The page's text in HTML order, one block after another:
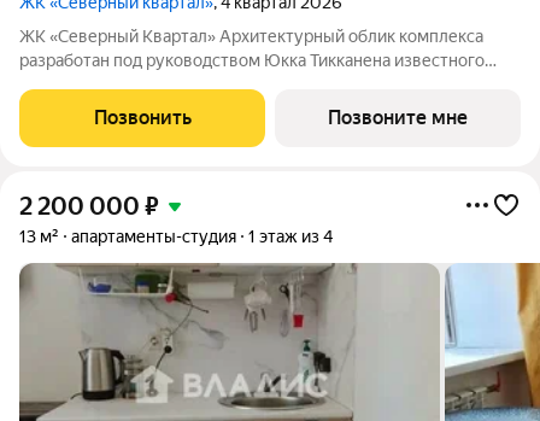
ЖК «Северный Квартал» Архитектурный облик комплекса
разработан под руководством Юкка Тикканена известного
сочетании современного дизайна и северной эстетики. В
данном проекте Тикканен удачно
Позвонить Позвоните мне
2 200 000 ₽
13 м² апартаменты-студия 1 этаж из 4